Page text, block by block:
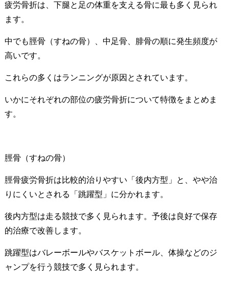
疲労骨折は、下腿と足の体重を支える骨に最も多く見られ
ます。
中でも脛骨（すねの骨）、中足骨、腓骨の順に発生頻度が
高いです。
これらの多くはランニングが原因とされています。
いかにそれぞれの部位の疲労骨折について特徴をまとめま
す。
脛骨（すねの骨）
脛骨疲労骨折は比較的治りやすい「後内方型」と、やや治
りにくいとされる「跳躍型」に分かれます。
後内方型は走る競技で多く見られます。予後は良好で保存
的治療で改善します。
跳躍型はバレーボールやバスケットボール、体操などのジ
ャンプを行う競技で多く見られます。